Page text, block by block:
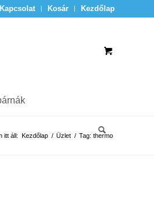
Kapcsolat Kosár Kezdőlap
itt áll: Kezdőlap / Üzlet / Tag: thermo